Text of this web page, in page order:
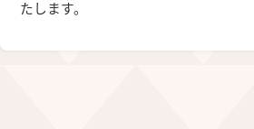
たします。